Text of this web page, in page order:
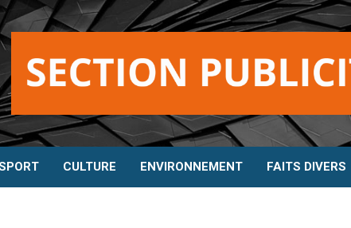
CULTURE ENVIRONNEMENT FAITS DIVERS